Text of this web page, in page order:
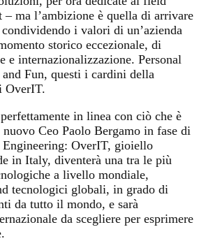
– ma l’ambizione è quella di arrivare
i valori di un’azienda
storico eccezionale, di
e internazionalizzazione. Personal
Fun, questi i cardini della
OverIT.
in linea con ciò che è
Ceo Paolo Bergamo in fase di
OverIT, gioiello
in Italy, diventerà una tra le più
a livello mondiale,
tecnologici globali, in grado di
da tutto il mondo, e sarà
da scegliere per esprimere